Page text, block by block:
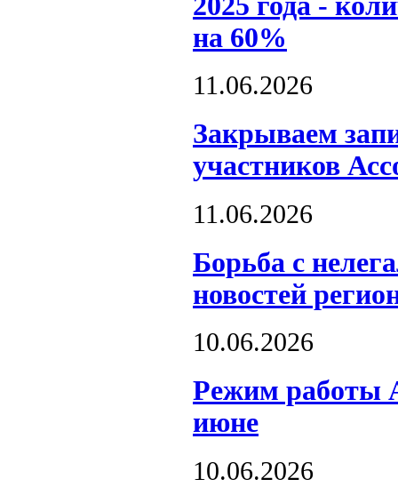
на 60%
11.06.2026
Закрываем
участников
11.06.2026
Борьба с
новостей
10.06.2026
Режим работы
июне
10.06.2026